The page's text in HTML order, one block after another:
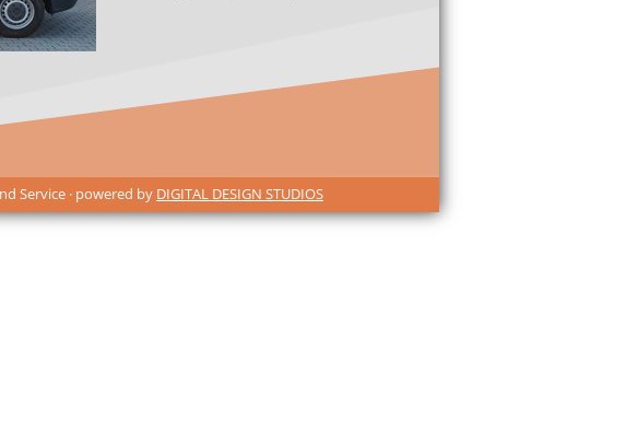
Service · powered by DIGITAL DESIGN STUDIOS